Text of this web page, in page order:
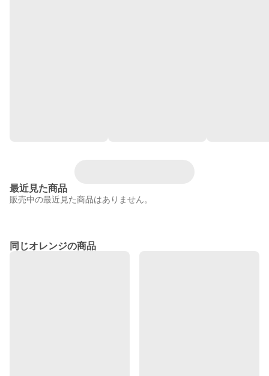
最近見た商品
販売中の最近見た商品はありません。
同じオレンジの商品